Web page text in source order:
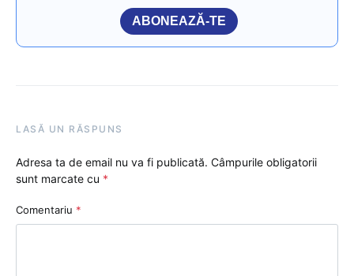
ABONEAZĂ-TE
LASĂ UN RĂSPUNS
Adresa ta de email nu va fi publicată. Câmpurile obligatorii
sunt marcate cu *
Comentariu *